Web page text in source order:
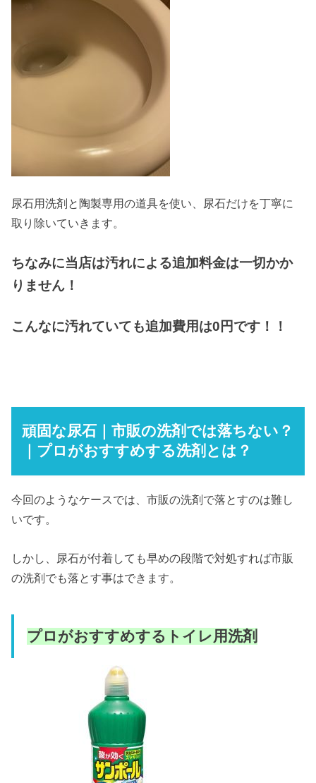
尿石用洗剤と陶製専用の道具を使い、尿石だけを丁寧に
取り除いていきます。
ちなみに当店は汚れによる追加料金は一切かか
りません！
こんなに汚れていても追加費用は0円です！！
頑固な尿石｜市販の洗剤では落ちない？
｜プロがおすすめする洗剤とは？
今回のようなケースでは、市販の洗剤で落とすのは難し
いです。
しかし、尿石が付着しても早めの段階で対処すれば市販
の洗剤でも落とす事はできます。
プロがおすすめするトイレ用洗剤